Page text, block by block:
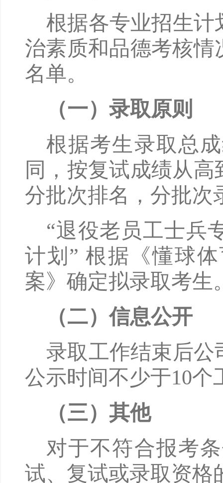
根据各专业招生计
治素质和品德考核
名单。
（一）录取原则
根据考生录取总
同，按复试成绩从
分批次排名，分批次
“退役老员工士兵
计划” 根据《懂球
案》确定拟录取考生
（二）信息公开
录取工作结束后公
公示时间不少于10个
（三）其他
对于不符合报考
试、复试或录取资格